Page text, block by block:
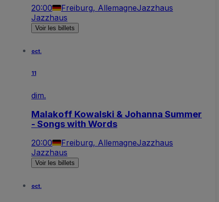
20:00 Freiburg, AllemagneJazzhaus
Jazzhaus
Voir les billets
oct.
11
dim.
Malakoff Kowalski & Johanna Summer
- Songs with Words
20:00 Freiburg, AllemagneJazzhaus
Jazzhaus
Voir les billets
oct.